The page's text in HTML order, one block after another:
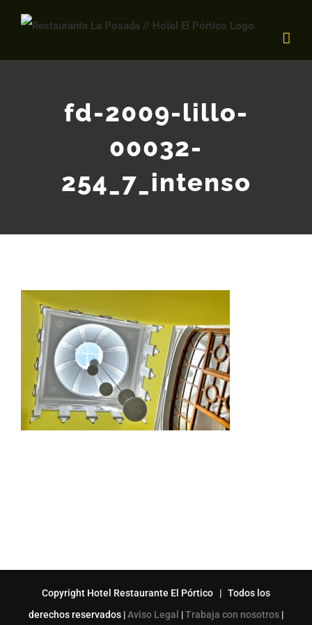
Saltar
contenido
fd-2009-lillo-
00032-
254_7_intenso
Copyright Hotel Restaurante El Pórtico | Todos los
derechos reservados |Aviso Legal |Trabaja con nosotros |